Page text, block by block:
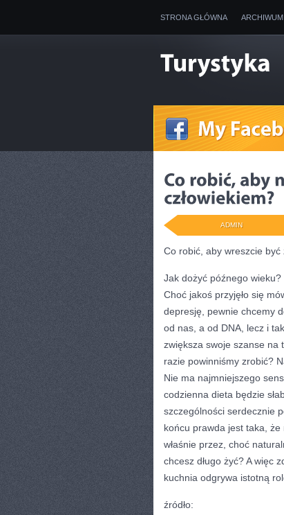
STRONA GŁÓWNA ARCHIWUM
ADMIN
Co robić, aby wreszcie być
Jak dożyć późnego wieku?
Choć jakoś przyjęło się
depresję, pewnie chcemy
od nas, a od DNA, lecz i
zwiększa swoje szanse na
razie powinniśmy zrobić?
Nie ma najmniejszego
codzienna dieta będzie
szczególności serdecznie
końcu prawda jest taka,
właśnie przez, choć
chcesz długo żyć? A więc
kuchnia odgrywa istotną
źródło: